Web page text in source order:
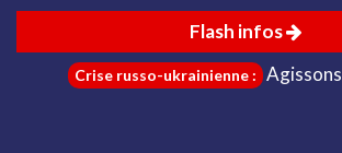
Flash infos
Crise russo-ukrainienne : Agissons ici